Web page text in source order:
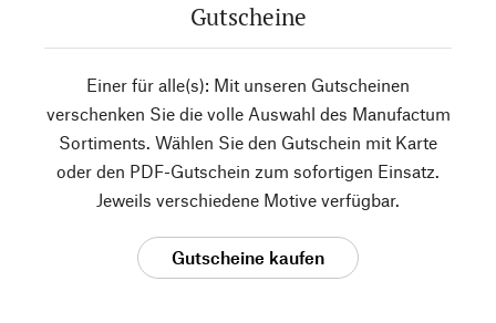
Gutscheine
Einer für alle(s): Mit unseren Gutscheinen
verschenken Sie die volle Auswahl des Manufactum
Sortiments. Wählen Sie den Gutschein mit Karte
oder den PDF-Gutschein zum sofortigen Einsatz.
Jeweils verschiedene Motive verfügbar.
Gutscheine kaufen